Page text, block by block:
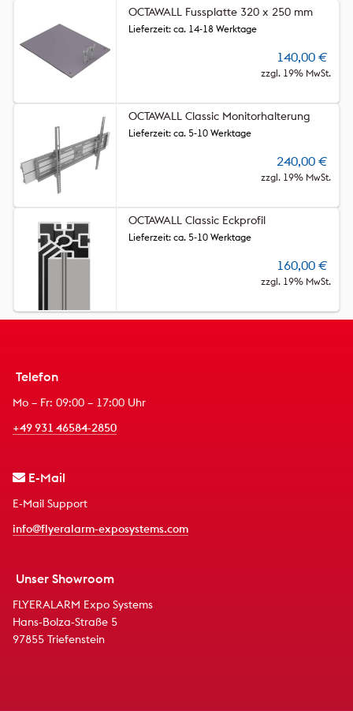
OCTAWALL Fussplatte 320 x 250 mm
140,00 €
zzgl. 19% MwSt.
Lieferzeit: ca. 14-18 Werktage
OCTAWALL Classic Monitorhalterung
240,00 €
zzgl. 19% MwSt.
Lieferzeit: ca. 5-10 Werktage
OCTAWALL Classic Eckprofil
160,00 €
zzgl. 19% MwSt.
Lieferzeit: ca. 5-10 Werktage
Telefon
Mo – Fr: 09:00 – 17:00 Uhr
+49 931 46584-2850
E-Mail
E-Mail Support
info@flyeralarm-exposystems.com
Unser Showroom
FLYERALARM Expo Systems
Hans-Bolza-Straße 5
97855 Triefenstein